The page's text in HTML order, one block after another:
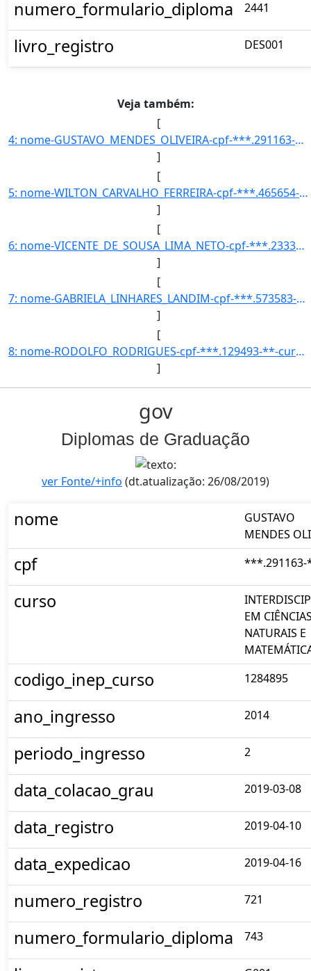
numero_formulario_diploma 2441
livro_registro DES001
Veja também:
[
4: nome-GUSTAVO_MENDES_OLIVEIRA-cpf-***.291163-**-curso-INTERDISCIPLINAR_EM_CIENCIAS_NATURAIS_E_MATEMAT]
]
[
5: nome-WILTON_CARVALHO_FERREIRA-cpf-***.465654-**-curso-DESIGN_DE_PRODUTO-codigo_inep_curso-150096-ano]
]
[
6: nome-VICENTE_DE_SOUSA_LIMA_NETO-cpf-***.233373-**-curso-ENGENHARIA_CIVIL-codigo_inep_curso-99344-ano]
]
[
7: nome-GABRIELA_LINHARES_LANDIM-cpf-***.573583-**-curso-ENGENHARIA_CIVIL-codigo_inep_curso-99344-ano_i]
]
[
8: nome-RODOLFO_RODRIGUES-cpf-***.129493-**-curso-MUSICA-codigo_inep_curso-150097-ano_ingresso-2015-per]
]
gov
Diplomas de Graduação
ver Fonte/+info (dt.atualização: 26/08/2019)
nome
GUSTAVO
MENDES
cpf
curso
EM
NATURAIS E
codigo_inep_curso 1284895
ano_ingresso 2014
periodo_ingresso 2
data_colacao_grau 2019-03-08
data_registro 2019-04-10
data_expedicao 2019-04-16
numero_registro 721
numero_formulario_diploma 743